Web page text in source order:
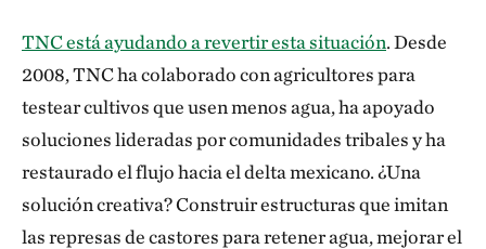
TNC está ayudando a revertir esta situación. Desde
2008, TNC ha colaborado con agricultores para
testear cultivos que usen menos agua, ha apoyado
soluciones lideradas por comunidades tribales y ha
restaurado el flujo hacia el delta mexicano. ¿Una
solución creativa? Construir estructuras que imitan
las represas de castores para retener agua, mejorar el